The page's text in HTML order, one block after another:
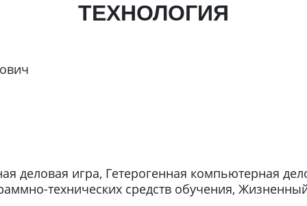
ТЕХНОЛОГИЯ
деловая игра, Гетерогенная компьютерная
технических средств обучения,